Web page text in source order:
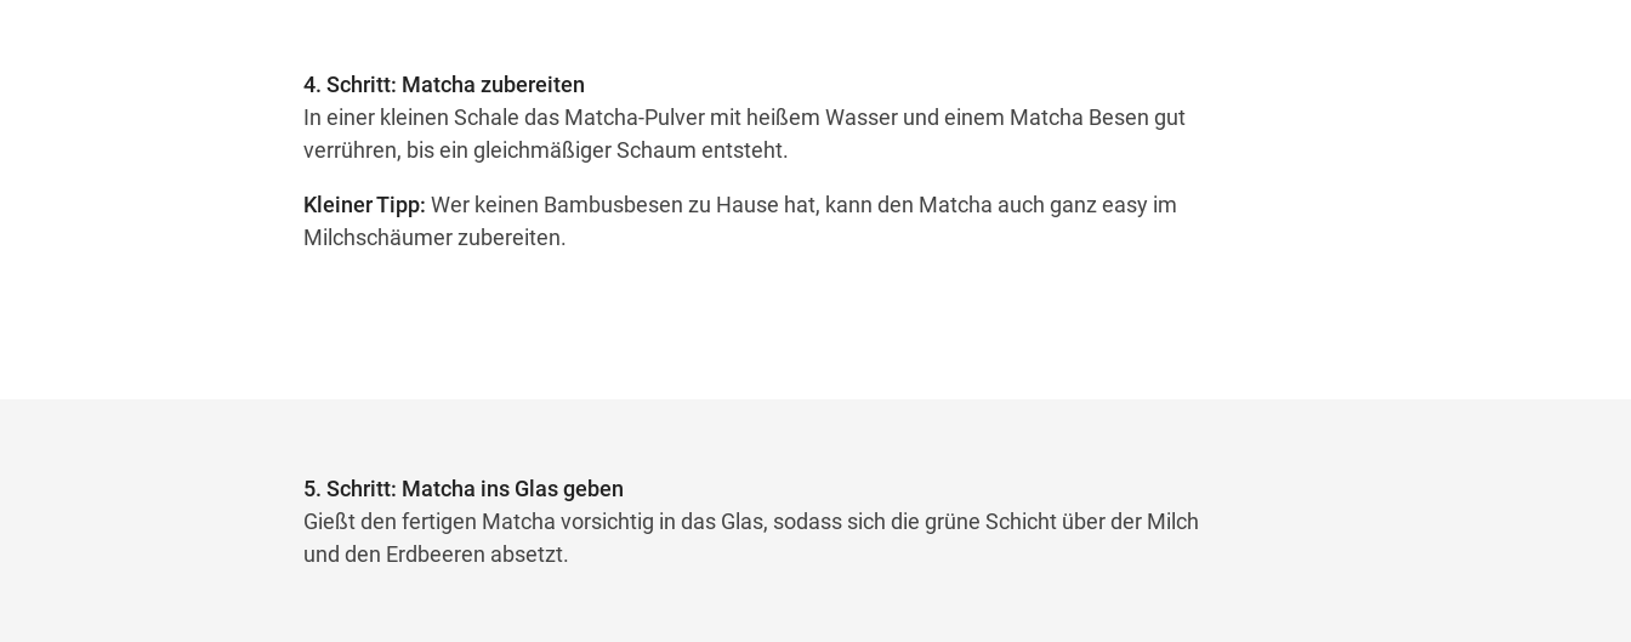
4. Schritt: Matcha zubereiten
In einer kleinen Schale das Matcha-Pulver mit heißem Wasser und einem Matcha Besen gut
verrühren, bis ein gleichmäßiger Schaum entsteht.
Kleiner Tipp: Wer keinen Bambusbesen zu Hause hat, kann den Matcha auch ganz easy im
Milchschäumer zubereiten.
5. Schritt: Matcha ins Glas geben
Gießt den fertigen Matcha vorsichtig in das Glas, sodass sich die grüne Schicht über der Milch
und den Erdbeeren absetzt.